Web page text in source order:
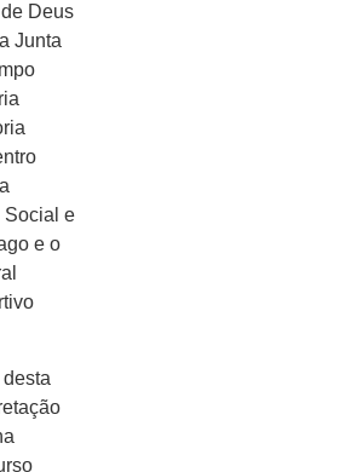
Deus
Junta
Social e
e o